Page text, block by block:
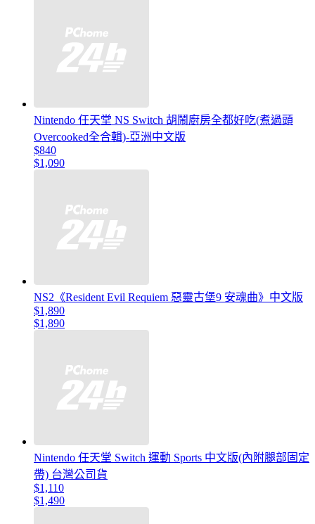
Nintendo 任天堂 NS Switch 胡鬧廚房全都好吃(煮過頭
Overcooked全合輯)-亞洲中文版
$840
$1,090
NS2《Resident Evil Requiem 惡靈古堡9 安魂曲》中文版
$1,890
$1,890
Nintendo 任天堂 Switch 運動 Sports 中文版(內附腿部固定
帶) 台灣公司貨
$1,110
$1,490